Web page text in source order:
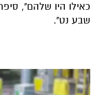
כאילו היו שלהם",
שבע נט".